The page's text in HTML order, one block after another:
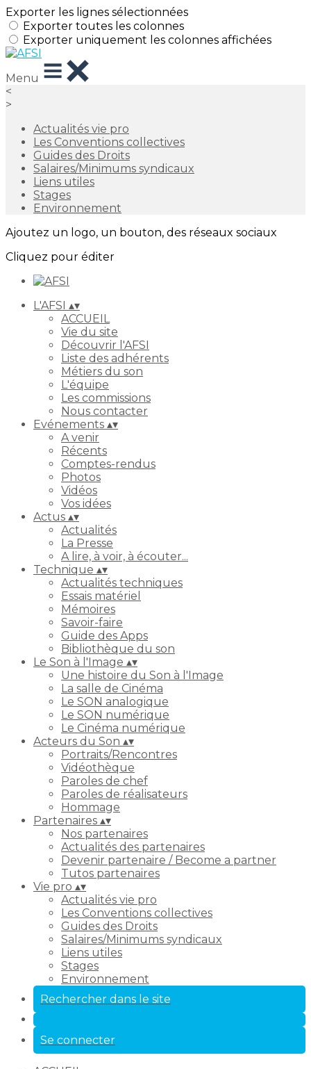
Exporter les lignes sélectionnées
Exporter toutes les colonnes
Exporter uniquement les colonnes affichées
Menu
<
>
Actualités vie pro
Les Conventions collectives
Guides des Droits
Salaires/Minimums syndicaux
Liens utiles
Stages
Environnement
Ajoutez un logo, un bouton, des réseaux sociaux
Cliquez pour éditer
L'AFSI ▴▾
ACCUEIL
Vie du site
Découvrir l'AFSI
Liste des adhérents
Métiers du son
L'équipe
Les commissions
Nous contacter
Evénements ▴▾
A venir
Récents
Comptes-rendus
Photos
Vidéos
Vos idées
Actus ▴▾
Actualités
La Presse
A lire, à voir, à écouter...
Technique ▴▾
Actualités techniques
Essais matériel
Mémoires
Savoir-faire
Guide des Apps
Bibliothèque du son
Le Son à l'Image ▴▾
Une histoire du Son à l'Image
La salle de Cinéma
Le SON analogique
Le SON numérique
Le Cinéma numérique
Acteurs du Son ▴▾
Portraits/Rencontres
Vidéothèque
Paroles de chef
Paroles de réalisateurs
Hommage
Partenaires ▴▾
Nos partenaires
Actualités des partenaires
Devenir partenaire / Become a partner
Tutos partenaires
Vie pro ▴▾
Actualités vie pro
Les Conventions collectives
Guides des Droits
Salaires/Minimums syndicaux
Liens utiles
Stages
Environnement
Rechercher dans le site
Se connecter